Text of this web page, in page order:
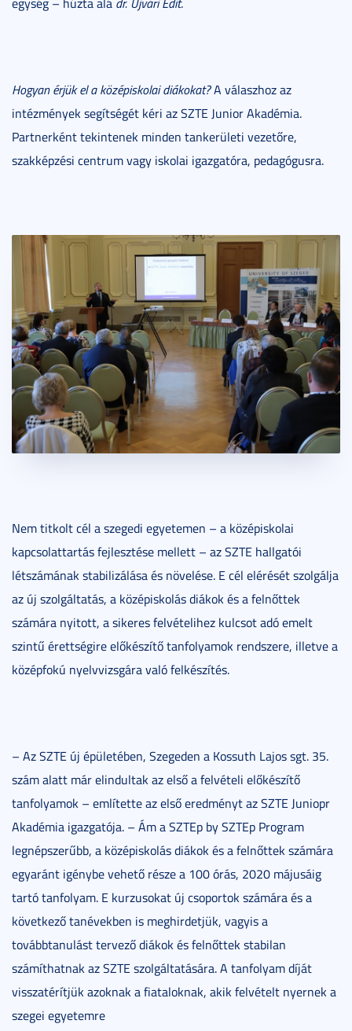
Hogyan érjük el a középiskolai diákokat?A válaszhoz az
intézmények segítségét kéri az SZTE Junior Akadémia.
Partnerként tekintenek minden tankerületi vezetőre,
szakképzési centrum vagy iskolai igazgatóra, pedagógusra.
Nem titkolt cél a szegedi egyetemen – a középiskolai
kapcsolattartás fejlesztése mellett – az SZTE hallgatói
létszámának stabilizálása és növelése. E cél elérését szolgálja
az új szolgáltatás, a középiskolás diákok és a felnőttek
számára nyitott, a sikeres felvételihez kulcsot adó emelt
szintű érettségire előkészítő tanfolyamok rendszere, illetve a
középfokú nyelvvizsgára való felkészítés.
– Az SZTE új épületében, Szegeden a Kossuth Lajos sgt. 35.
szám alatt már elindultak az első a felvételi előkészítő
tanfolyamok – említette az első eredményt az SZTE Juniopr
Akadémia igazgatója. – Ám a SZTEp by SZTEp Program
legnépszerűbb, a középiskolás diákok és a felnőttek számára
egyaránt igénybe vehető része a 100 órás, 2020 májusáig
tartó tanfolyam. E kurzusokat új csoportok számára és a
következő tanévekben is meghirdetjük, vagyis a
továbbtanulást tervező diákok és felnőttek stabilan
számíthatnak az SZTE szolgáltatására. A tanfolyam díját
visszatérítjük azoknak a fiataloknak, akik felvételt nyernek a
szegei egyetemre